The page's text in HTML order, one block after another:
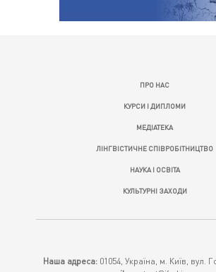
ПРО НАС
КУРСИ І ДИПЛОМИ
МЕДІАТЕКА
ЛІНГВІСТИЧНЕ СПІВРОБІТНИЦТВО
НАУКА І ОСВІТА
КУЛЬТУРНІ ЗАХОДИ
Наша адреса: 01054, Україна, м. Київ, вул.